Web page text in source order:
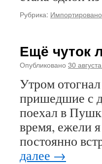
Рубрика:
Ещё чуток
Опубликовано 30
Утром
пришедшие с
поехал в
время, ежели
постоянно
далее →